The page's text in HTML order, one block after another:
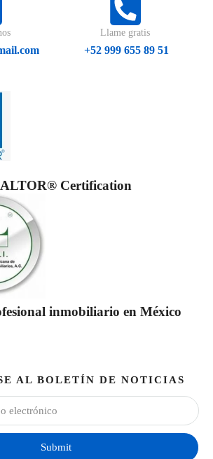
Llame gratis
+52 999 655 89 51
Certification
inmobiliario en México
AL BOLETÍN DE NOTICIAS
Submit